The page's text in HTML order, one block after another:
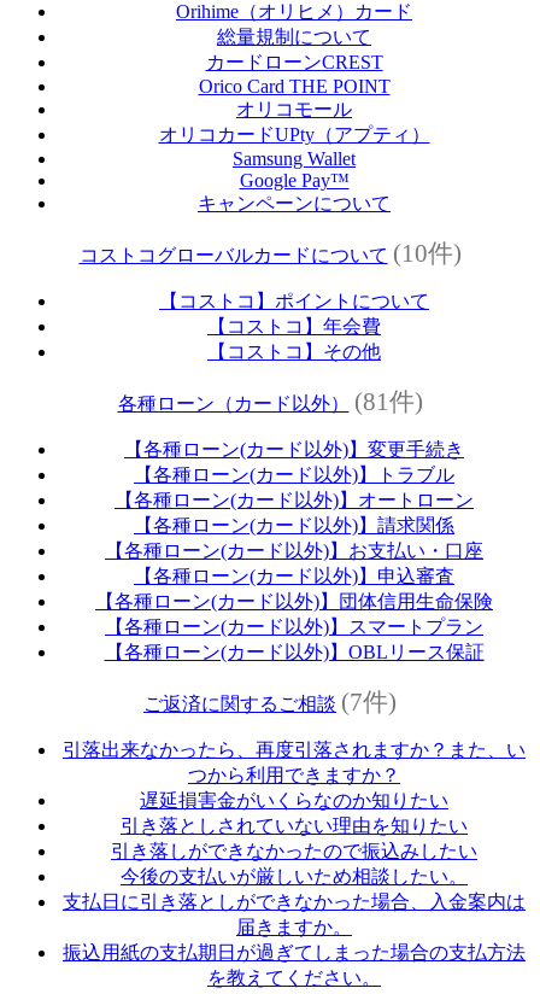
Orihime（オリヒメ）カード
総量規制について
カードローンCREST
Orico Card THE POINT
オリコモール
オリコカードUPty（アプティ）
Samsung Wallet
Google Pay™
キャンペーンについて
コストコグローバルカードについて (10件)
【コストコ】ポイントについて
【コストコ】年会費
【コストコ】その他
各種ローン（カード以外） (81件)
【各種ローン(カード以外)】変更手続き
【各種ローン(カード以外)】トラブル
【各種ローン(カード以外)】オートローン
【各種ローン(カード以外)】請求関係
【各種ローン(カード以外)】お支払い・口座
【各種ローン(カード以外)】申込審査
【各種ローン(カード以外)】団体信用生命保険
【各種ローン(カード以外)】スマートプラン
【各種ローン(カード以外)】OBLリース保証
ご返済に関するご相談 (7件)
引落出来なかったら、再度引落されますか？また、い
つから利用できますか？
遅延損害金がいくらなのか知りたい
引き落としされていない理由を知りたい
引き落しができなかったので振込みしたい
今後の支払いが厳しいため相談したい。
支払日に引き落としができなかった場合、入金案内は
届きますか。
振込用紙の支払期日が過ぎてしまった場合の支払方法
を教えてください。